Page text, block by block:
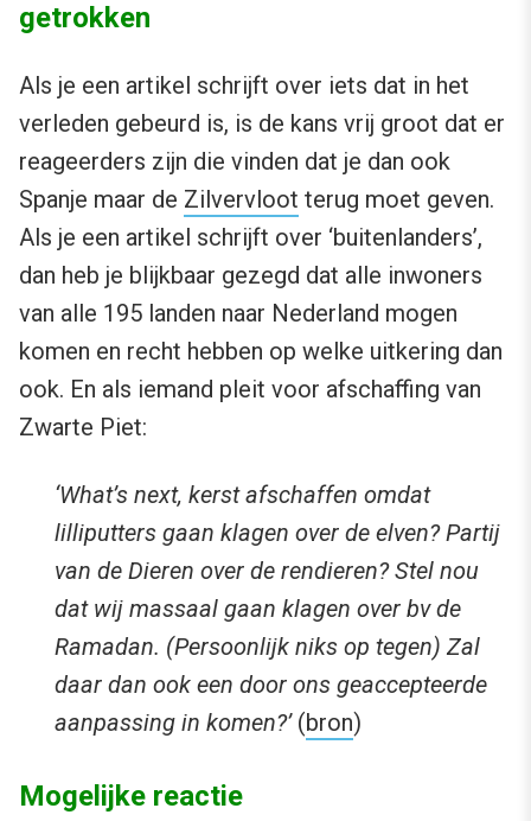
getrokken
Als je een artikel schrijft over iets dat in het
verleden gebeurd is, is de kans vrij groot dat er
reageerders zijn die vinden dat je dan ook
Spanje maar de Zilvervloot terug moet geven.
Als je een artikel schrijft over ‘buitenlanders’,
dan heb je blijkbaar gezegd dat alle inwoners
van alle 195 landen naar Nederland mogen
komen en recht hebben op welke uitkering dan
ook. En als iemand pleit voor afschaffing van
Zwarte Piet:
‘What’s next, kerst afschaffen omdat
lilliputters gaan klagen over de elven? Partij
van de Dieren over de rendieren? Stel nou
dat wij massaal gaan klagen over bv de
Ramadan. (Persoonlijk niks op tegen) Zal
daar dan ook een door ons geaccepteerde
aanpassing in komen?’(bron)
Mogelijke reactie